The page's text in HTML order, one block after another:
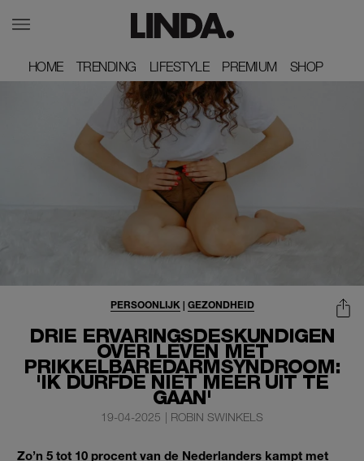
HOME
HOME TRENDING
TRENDING LIFESTYLE
LIFESTYLE PREMIUM
PREMIUM SHOP
SHOP
DRIE ERVARINGSDESKUNDIGEN
OVER LEVEN MET
PRIKKELBAREDARMSYNDROOM:
'IK DURFDE NIET MEER UIT TE
GAAN'
PERSOONLIJK| GEZONDHEID
19-04-2025 | ROBIN SWINKELS
Zo’n 5 tot 10 procent van de Nederlanders kampt met